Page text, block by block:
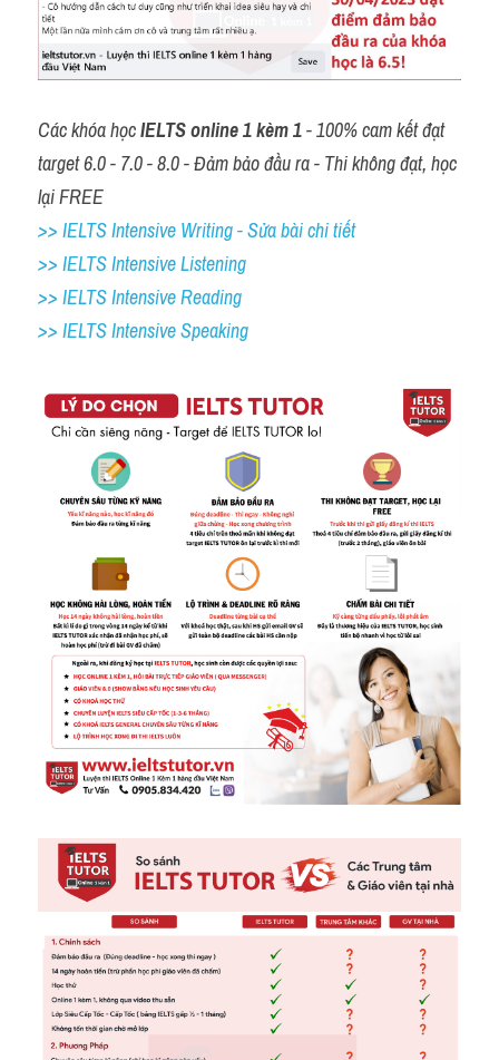
Các khóa học IELTS online 1 kèm 1 - 100% cam kết đạt
target 6.0 - 7.0 - 8.0 - Đảm bảo đầu ra - Thi không đạt, học
lại FREE
>> IELTS Intensive Writing - Sửa bài chi tiết
>> IELTS Intensive Listening
>> IELTS Intensive Reading
>> IELTS Intensive Speaking